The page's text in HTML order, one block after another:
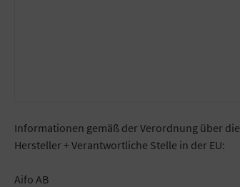
Informationen gemäß der Verordnung über
Hersteller + Verantwortliche Stelle in der EU:
Aifo AB